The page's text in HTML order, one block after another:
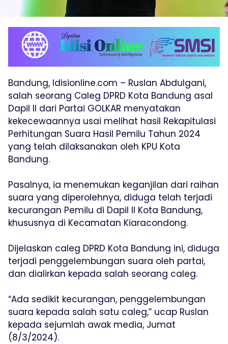
Bandung, Idisionline.com – Ruslan Abdulgani,
salah seorang Caleg DPRD Kota Bandung asal
Dapil II dari Partai GOLKAR menyatakan
kekecewaannya usai melihat hasil Rekapitulasi
Perhitungan Suara Hasil Pemilu Tahun 2024
yang telah dilaksanakan oleh KPU Kota
Bandung.
Pasalnya, ia menemukan keganjilan dari raihan
suara yang diperolehnya, diduga telah terjadi
kecurangan Pemilu di Dapil II Kota Bandung,
khususnya di Kecamatan Kiaracondong.
Dijelaskan caleg DPRD Kota Bandung ini, diduga
terjadi penggelembungan suara oleh partai,
dan dialirkan kepada salah seorang caleg.
“Ada sedikit kecurangan, penggelembungan
suara kepada salah satu caleg,” ucap Ruslan
kepada sejumlah awak media, Jumat
(8/3/2024).